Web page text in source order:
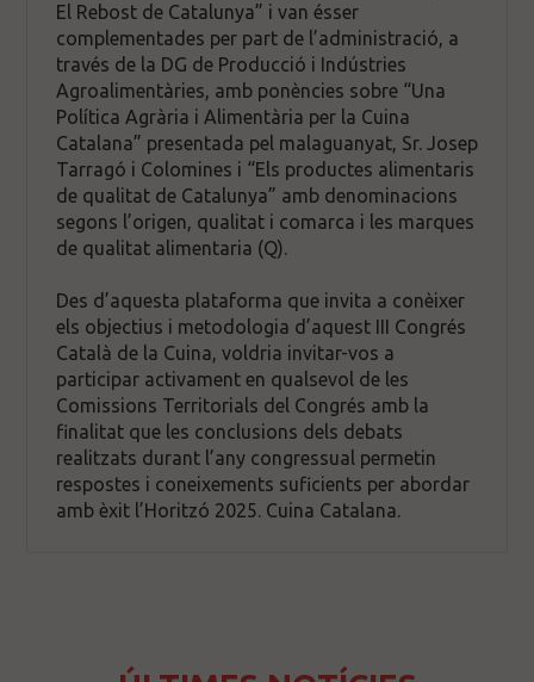
El Rebost de Catalunya” i van ésser
complementades per part de l’administració, a
través de la DG de Producció i Indústries
Agroalimentàries, amb ponències sobre “Una
Política Agrària i Alimentària per la Cuina
Catalana” presentada pel malaguanyat, Sr. Josep
Tarragó i Colomines i “Els productes alimentaris
de qualitat de Catalunya” amb denominacions
segons l’origen, qualitat i comarca i les marques
de qualitat alimentaria (Q).
Des d’aquesta plataforma que invita a conèixer
els objectius i metodologia d’aquest III Congrés
Català de la Cuina, voldria invitar-vos a
participar activament en qualsevol de les
Comissions Territorials del Congrés amb la
finalitat que les conclusions dels debats
realitzats durant l’any congressual permetin
respostes i coneixements suficients per abordar
amb èxit l’Horitzó 2025. Cuina Catalana.